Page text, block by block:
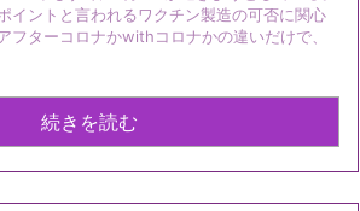
イントと言われるワクチン製造の可否に関心
フターコロナかwithコロナかの違いだけで、
続きを読む